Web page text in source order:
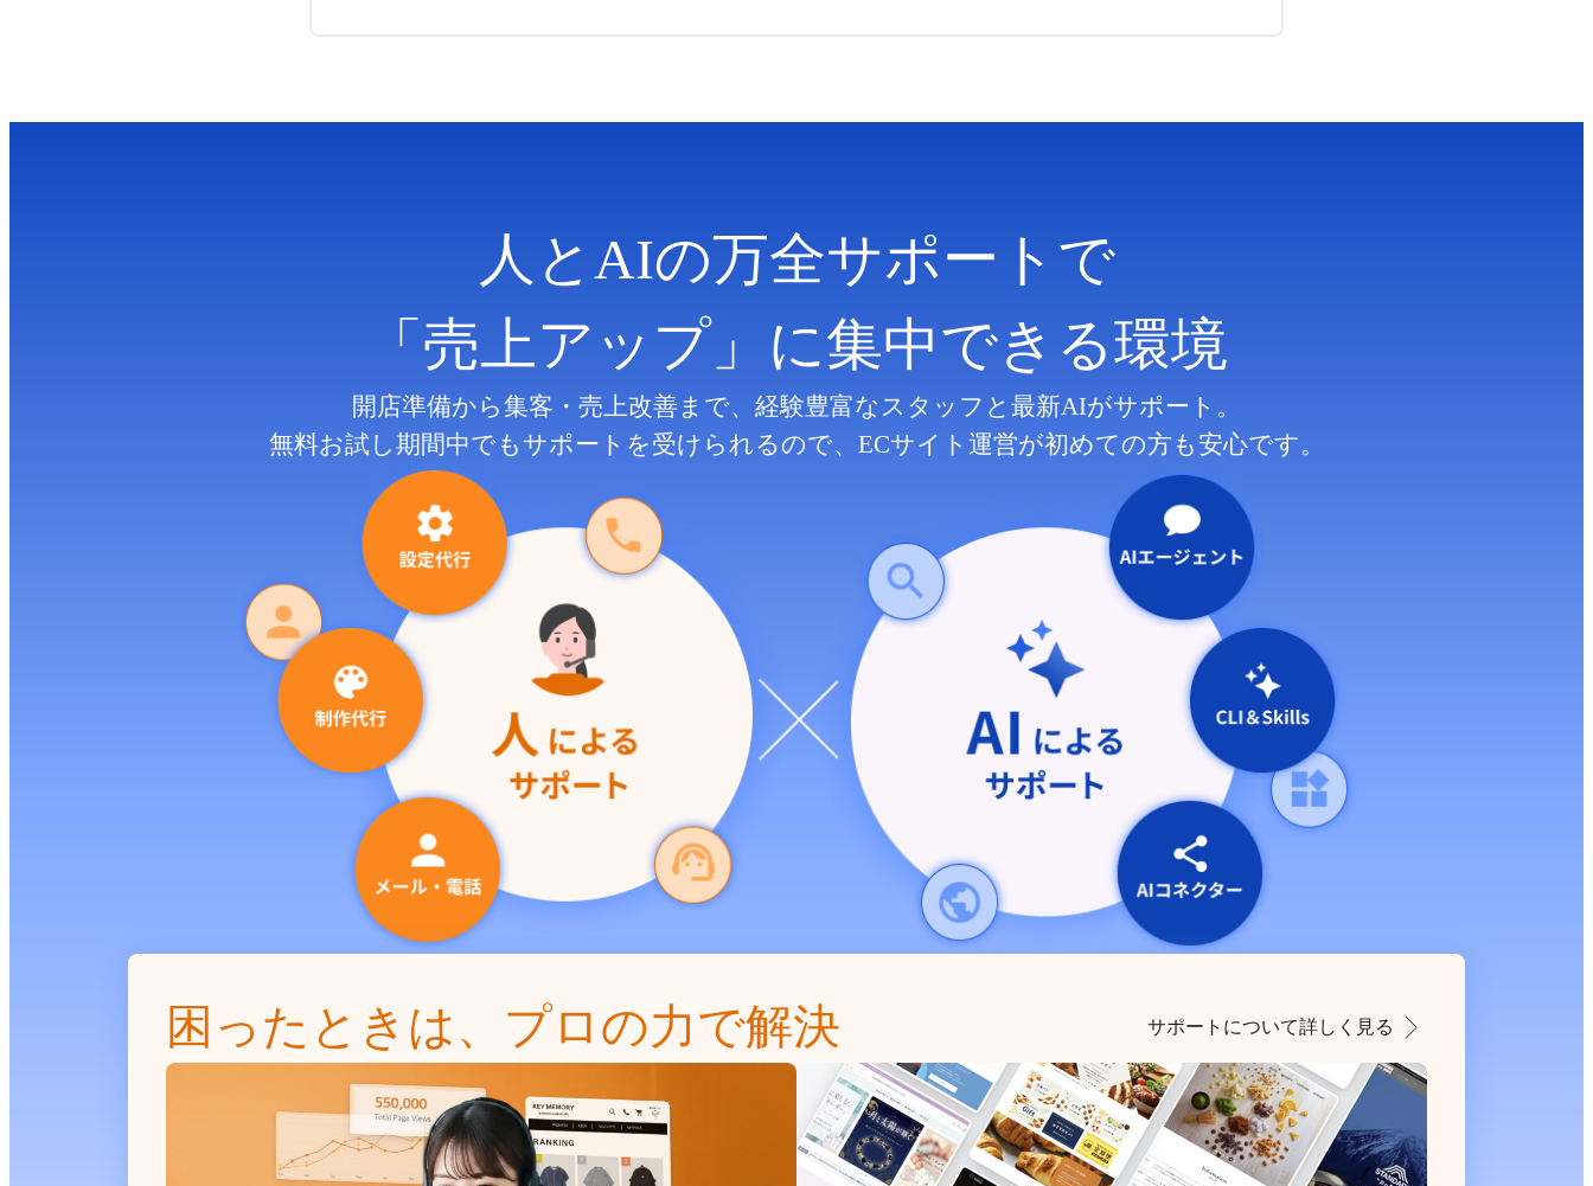
人とAIの万全サポートで
「売上アップ」に集中できる環境
開店準備から集客・売上改善まで、 経験豊富なスタッフと最新AIがサポート。
無料お試し期間中でもサポートを受けられるので、 ECサイト運営が初めての方も安心です。
困ったときは、プロの力で解決 サポートについて詳しく見る